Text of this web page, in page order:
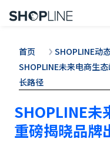
首页
SHOPLINE动
SHOPLINE未来电商生
长路径
SHOPLINE未
重磅揭晓品牌